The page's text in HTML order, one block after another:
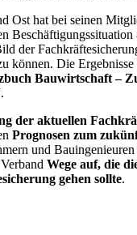
Ost hat bei seinen
Beschäftigungssituation
der
können. Die
Bauwirtschaft –
.
der aktuellen
Prognosen zum
und Bauingenieuren
Wege auf, die
gehen sollte.